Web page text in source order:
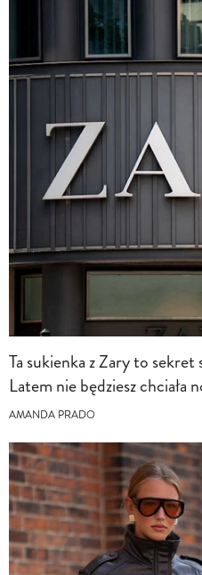
Ta sukienka z Zary to
Latem nie będziesz chciała
AMANDA PRADO